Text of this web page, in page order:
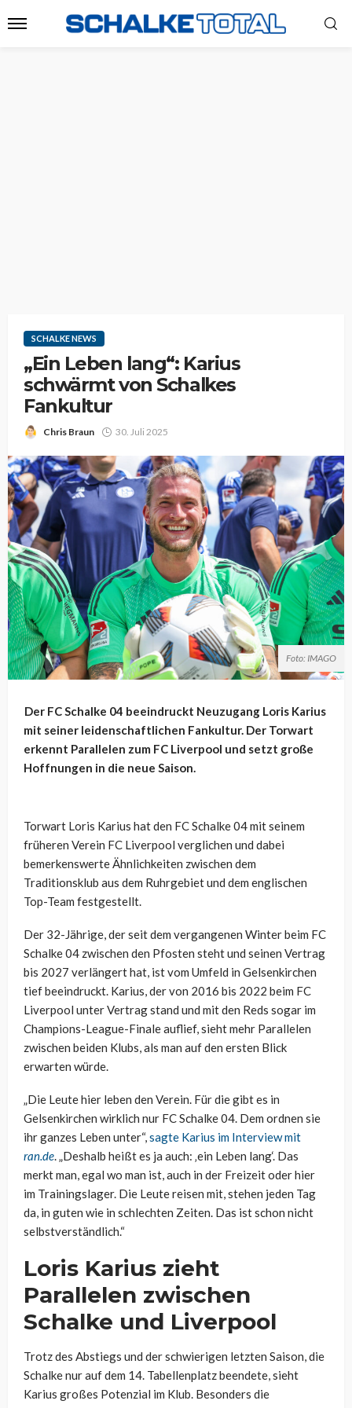
SCHALKE NEWS
„Ein Leben lang“: Karius
schwärmt von Schalkes
Fankultur
Chris Braun 30. Juli 2025
Foto: IMAGO
Der FC Schalke 04 beeindruckt Neuzugang Loris Karius
mit seiner leidenschaftlichen Fankultur. Der Torwart
erkennt Parallelen zum FC Liverpool und setzt große
Hoffnungen in die neue Saison.
Torwart Loris Karius hat den FC Schalke 04 mit seinem
früheren Verein FC Liverpool verglichen und dabei
bemerkenswerte Ähnlichkeiten zwischen dem
Traditionsklub aus dem Ruhrgebiet und dem englischen
Top-Team festgestellt.
Der 32-Jährige, der seit dem vergangenen Winter beim FC
Schalke 04 zwischen den Pfosten steht und seinen Vertrag
bis 2027 verlängert hat, ist vom Umfeld in Gelsenkirchen
tief beeindruckt. Karius, der von 2016 bis 2022 beim FC
Liverpool unter Vertrag stand und mit den Reds sogar im
Champions-League-Finale auflief, sieht mehr Parallelen
zwischen beiden Klubs, als man auf den ersten Blick
erwarten würde.
„Die Leute hier leben den Verein. Für die gibt es in
Gelsenkirchen wirklich nur FC Schalke 04. Dem ordnen sie
ihr ganzes Leben unter“,sagte Karius im Interview mit
ran.de. „Deshalb heißt es ja auch: ‚ein Leben lang‘. Das
merkt man, egal wo man ist, auch in der Freizeit oder hier
im Trainingslager. Die Leute reisen mit, stehen jeden Tag
da, in guten wie in schlechten Zeiten. Das ist schon nicht
selbstverständlich.“
Loris Karius zieht
Parallelen zwischen
Schalke und Liverpool
Trotz des Abstiegs und der schwierigen letzten Saison, die
Schalke nur auf dem 14. Tabellenplatz beendete, sieht
Karius großes Potenzial im Klub. Besonders die